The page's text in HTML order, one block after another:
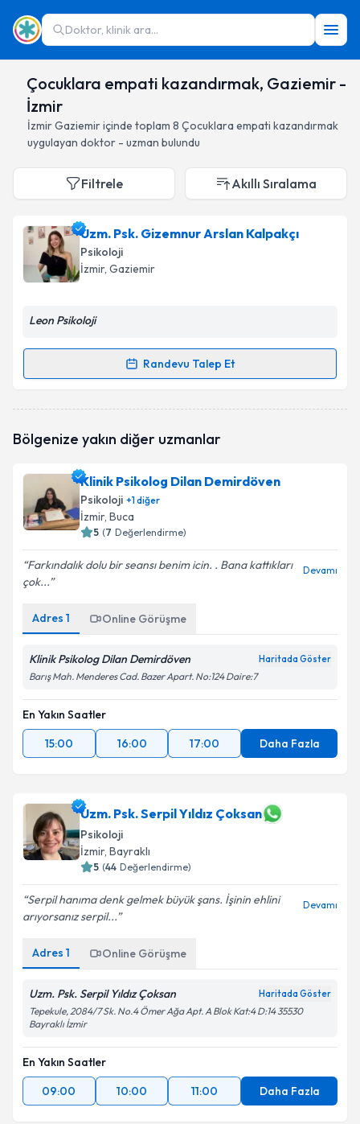
Doktor, klinik ara...
Çocuklara empati kazandırmak, Gaziemir -
İzmir
İzmirGaziemiriçinde toplam 8 Çocuklara empati kazandırmak
uygulayan doktor - uzman bulundu
Filtrele Akıllı Sıralama
Uzm. Psk. Gizemnur Arslan Kalpakçı
Psikoloji
İzmir, Gaziemir
Leon Psikoloji
Randevu Talep Et
Randevu Takvimi Talebi
takvimi talebi oluşturun. Size bu uzmandan randevu
bilgilendireceğiz.
E-posta Adresiniz
kapsamda işlenmesini kabul ediyorum.
Takvim Talebini Gönder
Bölgenize yakın diğer uzmanlar
Klinik Psikolog Dilan Demirdöven
Psikoloji +1diğer
İzmir, Buca
5 (7 Değerlendirme)
Farkındalık dolu bir seansı benim icin. . Bana kattıkları
çok...
Devamı
Adres 1 Online Görüşme
Klinik Psikolog Dilan Demirdöven Haritada Göster
Barış Mah. Menderes Cad. Bazer Apart. No:124 Daire:7
En Yakın Saatler
15:00
16:00 17:00 Daha Fazla
Uzm. Psk. Serpil Yıldız Çoksan
Psikoloji
İzmir, Bayraklı
5 (44 Değerlendirme)
Serpil hanıma denk gelmek büyük şans. İşinin ehlini
arıyorsanız serpil...
Devamı
Adres 1 Online Görüşme
Uzm. Psk. Serpil Yıldız Çoksan Haritada Göster
Tepekule, 2084/7 Sk. No.4 Ömer Ağa Apt. A Blok Kat:4 D:14 35530
Bayraklı İzmir
En Yakın Saatler
09:00
10:00 11:00 Daha Fazla